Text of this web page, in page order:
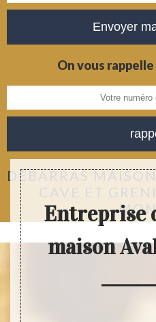
On vous
DÉBARRAS
CAVE ET
Entreprise
maison